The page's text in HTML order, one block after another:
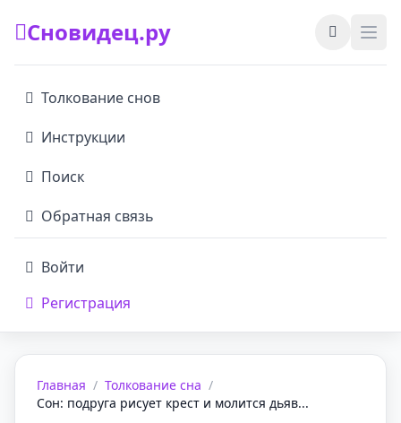
Сновидец.ру
Толкование снов
Инструкции
Поиск
Обратная связь
Войти
Регистрация
Главная / Толкование сна /
Сон: подруга рисует крест и молится дьяв...